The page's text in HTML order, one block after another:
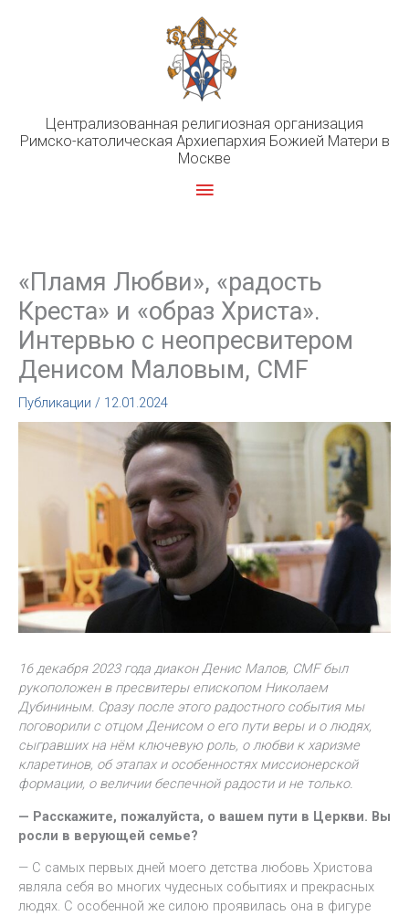
Централизованная религиозная организация
Римско-католическая Архиепархия Божией Матери в
Москве
Главное
«Пламя Любви», «радость
Креста» и «образ Христа».
Интервью с неопресвитером
Денисом Маловым, CMF
Публикации / 12.01.2024
16 декабря 2023 года диакон Денис Малов, CMF был
рукоположен в пресвитеры епископом Николаем
Дубининым. Сразу после этого радостного события мы
поговорили с отцом Денисом о его пути веры и о людях,
сыгравших на нём ключевую роль, о любви к харизме
кларетинов, об этапах и особенностях миссионерской
формации, о величии беспечной радости и не только.
— Расскажите, пожалуйста, о вашем пути в Церкви. Вы
росли в верующей семье?
— С самых первых дней моего детства любовь Христова
являла себя во многих чудесных событиях и прекрасных
людях. С особенной же силою проявилась она в фигуре